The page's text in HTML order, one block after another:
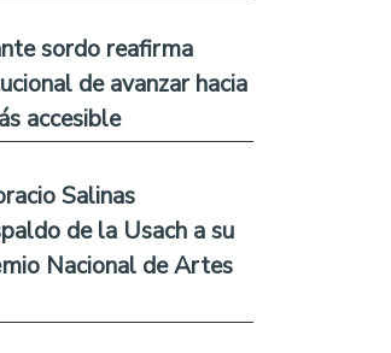
sordo reafirma
de avanzar hacia
accesible
Salinas
de la Usach a su
Nacional de Artes